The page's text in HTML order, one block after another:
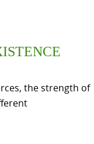
the strength of